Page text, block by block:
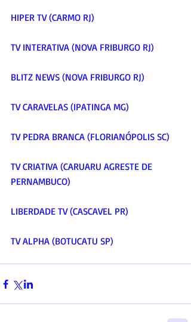
HIPER TV (CARMO RJ)
TV INTERATIVA (NOVA FRIBURGO RJ)
BLITZ NEWS (NOVA FRIBURGO RJ)
TV CARAVELAS (IPATINGA MG)
TV PEDRA BRANCA (FLORIANÓPOLIS SC)
TV CRIATIVA (CARUARU AGRESTE DE
PERNAMBUCO)
LIBERDADE TV (CASCAVEL PR)
TV ALPHA (BOTUCATU SP)